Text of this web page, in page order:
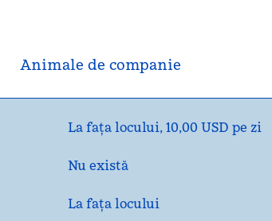
Animale de companie
La fața locului, 10,00 USD pe zi
Nu există
La fața locului